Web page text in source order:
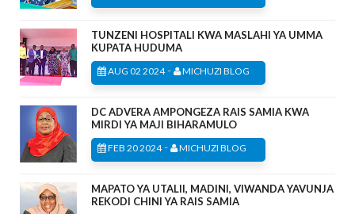
TUNZENI HOSPITALI KWA MASLAHI YA UMMA
KUPATA HUDUMA
AUG 02 2024- MICHUZI BLOG
DC ADVERA AMPONGEZA RAIS SAMIA KWA
MIRDI YA MAJI BIHARAMULO
FEB 20 2024- MICHUZI BLOG
MAPATO YA UTALII, MADINI, VIWANDA YAVUNJA
REKODI CHINI YA RAIS SAMIA